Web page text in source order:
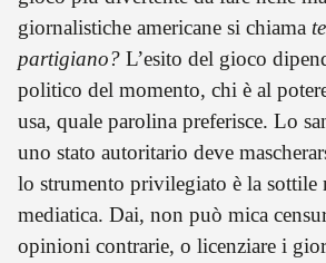
giornalistiche americane si chiama
partigiano? L’esito del gioco
politico del momento, chi è al
usa, quale parolina preferisce. Lo
uno stato autoritario deve
lo strumento privilegiato è la sottile
mediatica. Dai, non può mica
opinioni contrarie, o licenziare i